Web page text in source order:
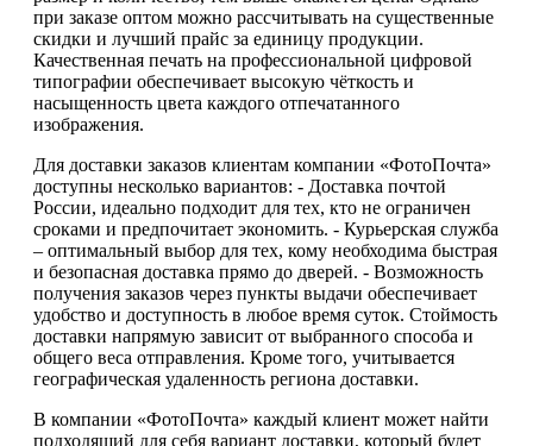
при заказе оптом можно рассчитывать на существенные
скидки и лучший прайс за единицу продукции.
Качественная печать на профессиональной цифровой
типографии обеспечивает высокую чёткость и
насыщенность цвета каждого отпечатанного
изображения.
Для доставки заказов клиентам компании «ФотоПочта»
доступны несколько вариантов: - Доставка почтой
России, идеально подходит для тех, кто не ограничен
сроками и предпочитает экономить. - Курьерская служба
– оптимальный выбор для тех, кому необходима быстрая
и безопасная доставка прямо до дверей. - Возможность
получения заказов через пункты выдачи обеспечивает
удобство и доступность в любое время суток. Стоймость
доставки напрямую зависит от выбранного способа и
общего веса отправления. Кроме того, учитывается
географическая удаленность региона доставки.
В компании «ФотоПочта» каждый клиент может найти
подходящий для себя вариант доставки, который будет